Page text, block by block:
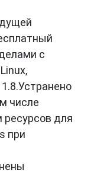
с
числе
ресурсов для
при